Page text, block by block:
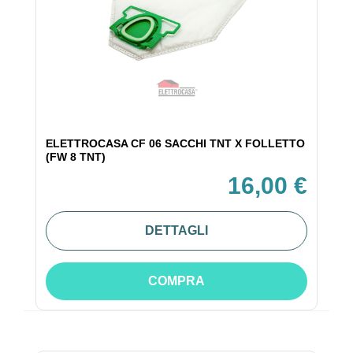
ELETTROCASA CF 06 SACCHI TNT X FOLLETTO
(FW 8 TNT)
16,00 €
DETTAGLI
COMPRA